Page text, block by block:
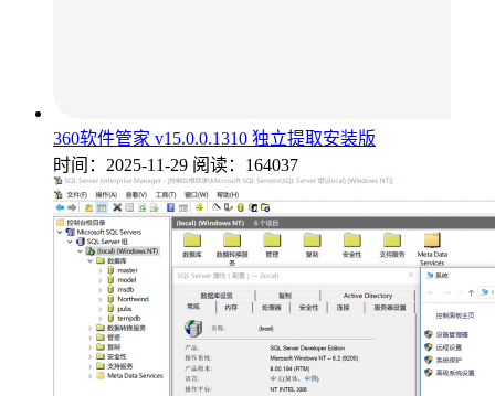
360软件管家 v15.0.0.1310 独立提取安装版
时间：2025-11-29 阅读：164037